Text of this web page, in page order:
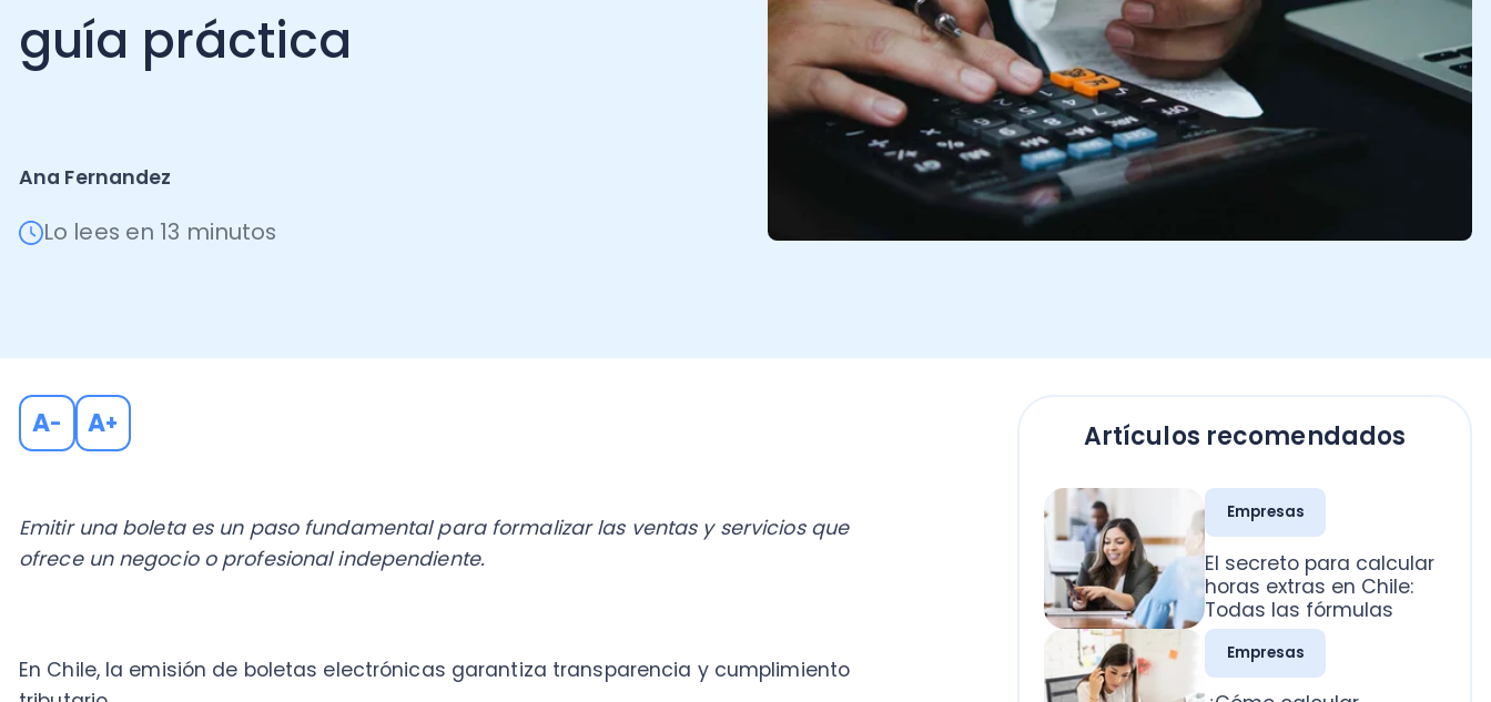
Lo lees en 13 minutos
Emitir una boleta es un paso fundamental para formalizar las ventas y servicios que
En Chile, la emisión de boletas electrónicas garantiza transparencia y cumplimiento
también facilita la gestión contable y el control fiscal.
Artículos recomendados
Empresas
horas extras en Chile:
Todas las fórmulas
Empresas
¿Cómo calcular
vacaciones
proporcionales de un
trabajador en Chile?
Empresas